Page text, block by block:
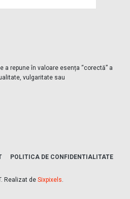
a repune în valoare esența “corectă” a
vulgaritate sau
POLITICA DE CONFIDENTIALITATE
Realizat de Sixpixels